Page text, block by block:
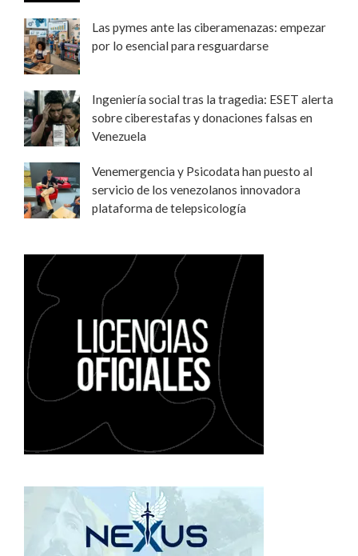
Las pymes ante las ciberamenazas: empezar
por lo esencial para resguardarse
Ingeniería social tras la tragedia: ESET alerta
sobre ciberestafas y donaciones falsas en
Venezuela
Venemergencia y Psicodata han puesto al
servicio de los venezolanos innovadora
plataforma de telepsicología